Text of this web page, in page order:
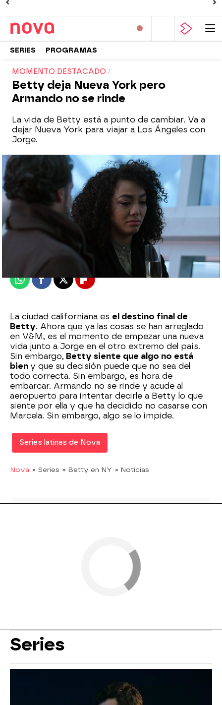
SERIES PROGRAMAS
MOMENTO DESTACADO
Betty deja Nueva York pero
Armando no se rinde
La vida de Betty está a punto de cambiar. Va a
dejar Nueva York para viajar a Los Ángeles con
Jorge.
Nova
Madrid
24 de junio de 2021, 20:34
WhatsappFacebook
X Flipboard
La ciudad californiana es el destino final de
Betty. Ahora que ya las cosas se han arreglado
en V&M, es el momento de empezar una nueva
vida junto a Jorge en el otro extremo del país.
Sin embargo, Betty siente que algo no está
bien y que su decisión puede que no sea del
todo correcta. Sin embargo, es hora de
embarcar. Armando no se rinde y acude al
aeropuerto para intentar decirle a Betty lo que
siente por ella y que ha decidido no casarse con
Marcela. Sin embargo, algo se lo impide.
Series latinas de Nova
Nova » Series » Betty en NY » Noticias
Series